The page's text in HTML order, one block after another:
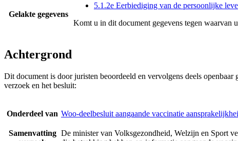
Gelakte gegevens
5.1.2e Eerbiediging van de persoonlijke
Komt u in dit document gegevens tegen waarvan
Achtergrond
Dit document is door juristen beoordeeld en vervolgens deels
verzoek en het besluit:
Onderdeel van Woo-deelbesluit aangaande vaccinatie
Samenvatting De minister van Volksgezondheid, Welzijn en Sport